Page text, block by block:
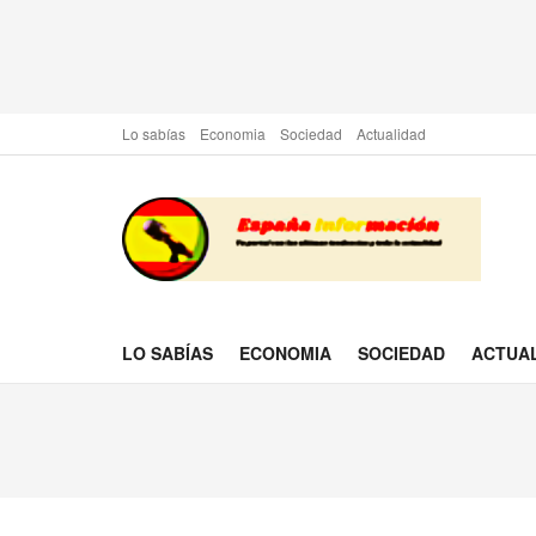
Lo sabías Economia Sociedad Actualidad
LO SABÍAS ECONOMIA SOCIEDAD